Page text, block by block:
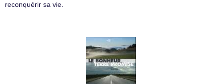
reconquérir sa vie.